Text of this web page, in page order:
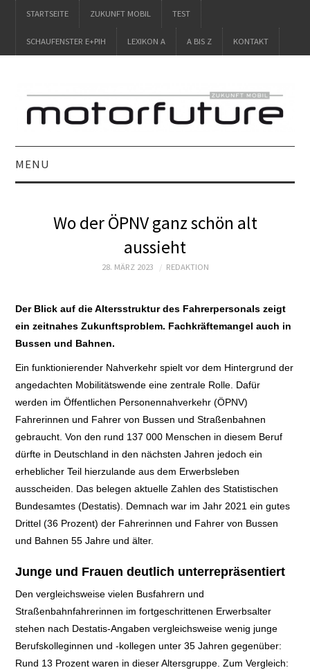
STARTSEITE ZUKUNFT MOBIL TEST
SCHAUFENSTER E+PIH LEXIKON A A BIS Z KONTAKT
MENU
ZUKUNFT MOBIL
SCHAUFENSTER
E+PIH
LEXIKON A
A BIS Z
KONTAKT
Wo der ÖPNV ganz schön alt
aussieht
28. MÄRZ 2023 REDAKTION
Der Blick auf die Altersstruktur des Fahrerpersonals zeigt
ein zeitnahes Zukunftsproblem. Fachkräftemangel auch in
Bussen und Bahnen.
Ein funktionierender Nahverkehr spielt vor dem Hintergrund der
angedachten Mobilitätswende eine zentrale Rolle. Dafür
werden im Öffentlichen Personennahverkehr (ÖPNV)
Fahrerinnen und Fahrer von Bussen und Straßenbahnen
gebraucht. Von den rund 137 000 Menschen in diesem Beruf
dürfte in Deutschland in den nächsten Jahren jedoch ein
erheblicher Teil hierzulande aus dem Erwerbsleben
ausscheiden. Das belegen aktuelle Zahlen des Statistischen
Bundesamtes (Destatis). Demnach war im Jahr 2021 ein gutes
Drittel (36 Prozent) der Fahrerinnen und Fahrer von Bussen
und Bahnen 55 Jahre und älter.
Junge und Frauen deutlich unterrepräsentiert
Den vergleichsweise vielen Busfahrern und
Straßenbahnfahrerinnen im fortgeschrittenen Erwerbsalter
stehen nach Destatis-Angaben vergleichsweise wenig junge
Berufskolleginnen und -kollegen unter 35 Jahren gegenüber:
Rund 13 Prozent waren in dieser Altersgruppe. Zum Vergleich: